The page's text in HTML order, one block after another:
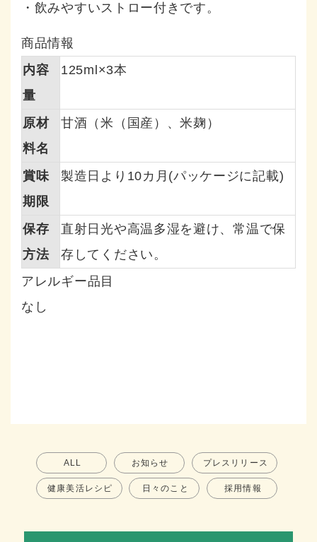
・飲みやすいストロー付きです。
商品情報
内容
量
125ml×3本
原材
料名
甘酒（米（国産）、米麹）
賞味
期限
製造日より10カ月(パッケージに記載)
保存
方法
直射日光や高温多湿を避け、常温で保
存してください。
アレルギー品目
なし
ALL お知らせ プレスリリース
健康美活レシピ 日々のこと 採用情報